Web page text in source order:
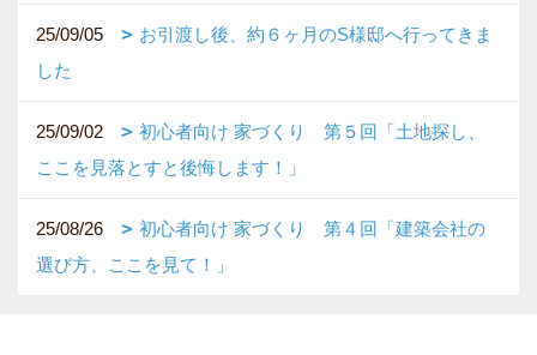
25/09/05
お引渡し後、約６ヶ月のS様邸へ行ってきま
した
25/09/02
初心者向け 家づくり 第５回「土地探し、
ここを見落とすと後悔します！」
25/08/26
初心者向け 家づくり 第４回「建築会社の
選び方、ここを見て！」